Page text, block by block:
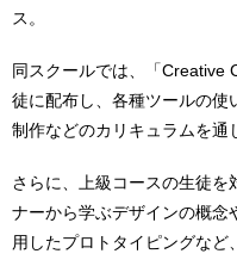
ス。
同スクールでは、「Creative
徒に配布し、各種ツールの使
制作などのカリキュラムを通
さらに、上級コースの生徒を
ナーから学ぶデザインの概念
用したプロトタイピングな